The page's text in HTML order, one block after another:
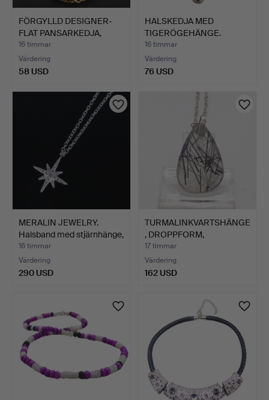
FÖRGYLLD DESIGNER-
FLAT PANSARKEDJA,
INFATT…
16 timmar
Värdering
58 USD
HALSKEDJA MED
TIGERÖGEHÄNGE.
16 timmar
Värdering
76 USD
MERALIN JEWELRY.
Halsband med stjärnhänge,
…
16 timmar
Värdering
290 USD
TURMALINKVARTSHÄNGE
, DROPPFORM,
DESIGNERHA…
17 timmar
Värdering
162 USD